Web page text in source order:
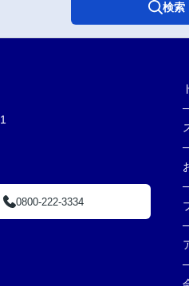
検索
0800-222-3334